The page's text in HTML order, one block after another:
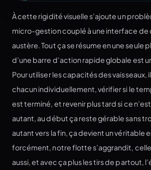
À cette rigidité visuelle s’ajoute un
micro-gestion couplé à une interface
austère. Tout ça se résume en une seule
d’une barre d’action rapide globale est
Pour utiliser les capacités des vaisseaux,
chacun individuellement, vérifier si le
est terminé, et revenir plus tard si ce
autant, au début ça reste gérable sans
autant vers la fin, ça devient un véritable
forcément, notre flotte s’aggrandit,
aussi, et avec ça plus les tirs de partout,